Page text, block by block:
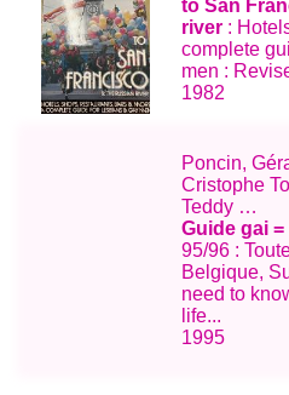
to San
river :
complete
men :
1982
Poncin,
Cristophe
Teddy …
Guide gai
95/96 :
Belgique,
need to
life...
1995